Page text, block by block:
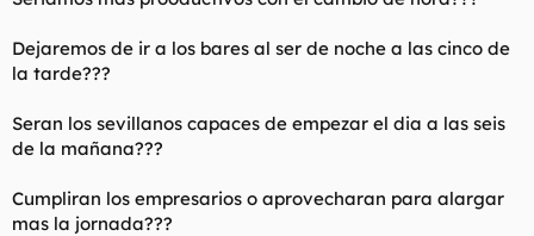
Dejaremos de ir a los bares al ser de noche a las cinco de
la tarde???
Seran los sevillanos capaces de empezar el dia a las seis
de la mañana???
Cumpliran los empresarios o aprovecharan para alargar
mas la jornada???